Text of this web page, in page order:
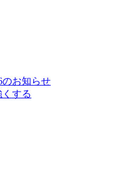
のお知らせ
する